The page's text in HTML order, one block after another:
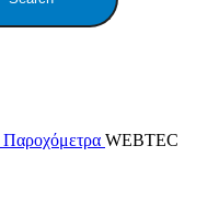
Παροχόμετρα WEBTEC